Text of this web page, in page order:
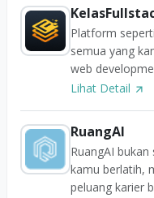
Platform
semua yang
web
Lihat Detail
RuangAI
RuangAI
kamu berlatih,
peluang karier